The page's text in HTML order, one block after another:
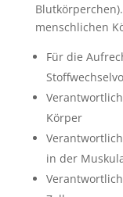
menschlichen
Für die
Körper
in der